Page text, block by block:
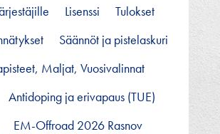
Lisenssi
Tulokset
Säännöt ja pistelaskuri
Maljat, Vuosivalinnat
Antidoping ja erivapaus (TUE)
EM-Offroad 2026 Rasnov